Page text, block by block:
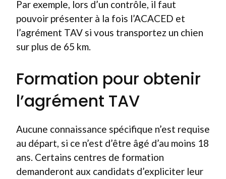
Par exemple, lors d’un contrôle, il faut
pouvoir présenter à la fois l’ACACED et
l’agrément TAV si vous transportez un chien
sur plus de 65 km.
Formation pour obtenir
l’agrément TAV
Aucune connaissance spécifique n’est requise
au départ, si ce n’est d’être âgé d’au moins 18
ans. Certains centres de formation
demanderont aux candidats d’expliciter leur